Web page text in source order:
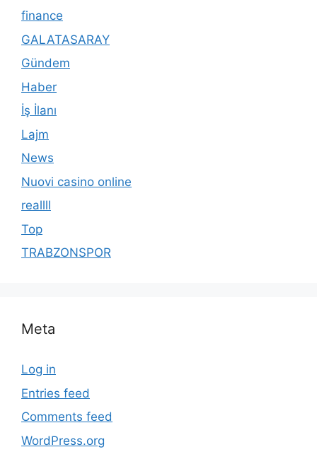
finance
GALATASARAY
Gündem
Haber
İş İlanı
Lajm
News
Nuovi casino online
reallll
Top
TRABZONSPOR
Meta
Log in
Entries feed
Comments feed
WordPress.org